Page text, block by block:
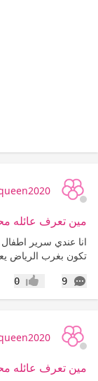
مين تعرف عائله
انا عندي سرير
تكون بغرب الرياض
9
التعليقات إعجاب0
مين تعرف عائله